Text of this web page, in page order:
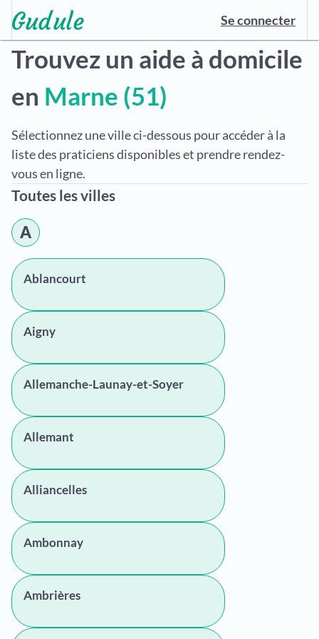
Se connecter
Trouvez un aide à domicile
en Marne (51)
Sélectionnez une ville ci-dessous pour accéder à la
liste des praticiens disponibles et prendre rendez-
vous en ligne.
Toutes les villes
A
Ablancourt
Aigny
Allemanche-Launay-et-Soyer
Allemant
Alliancelles
Ambonnay
Ambrières